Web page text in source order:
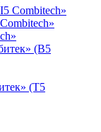
Combitech»
(B5
(T5